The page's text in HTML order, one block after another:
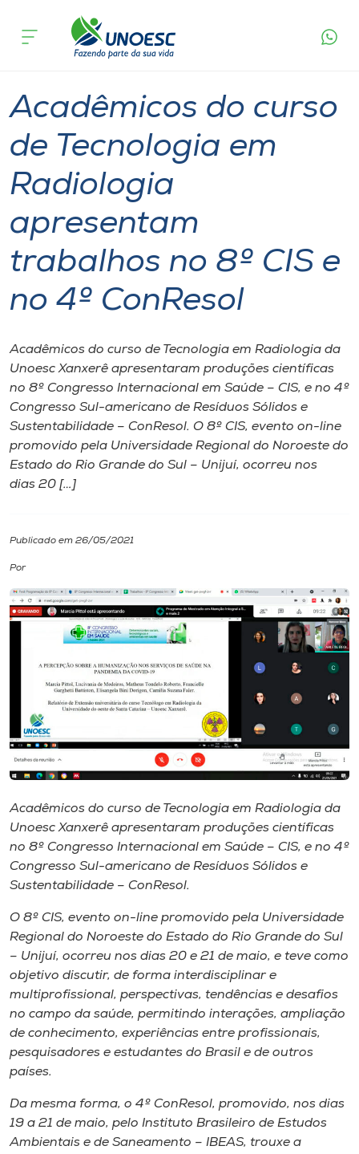
Cursos
Pesquisa
Atendimento ao Estudante
Portal de Ensino
Unoesc
Internacionalização
I.nova
Diplomados
Cultura
CPA
Biblioteca
Rádio
Museu
Unoesc
Selecione
o idioma
A+
A-
acontece
4º ConResol
Acadêmicos do curso
de Tecnologia em
Radiologia
apresentam
trabalhos no 8º CIS e
no 4º ConResol
Acadêmicos do curso de Tecnologia em Radiologia da
Unoesc Xanxerê apresentaram produções científicas
no 8º Congresso Internacional em Saúde – CIS, e no 4º
Congresso Sul-americano de Resíduos Sólidos e
Sustentabilidade – ConResol. O 8º CIS, evento on-line
promovido pela Universidade Regional do Noroeste do
Estado do Rio Grande do Sul – Unijuí, ocorreu nos
dias 20 […]
Publicado em 26/05/2021
Por
Acadêmicos do curso de Tecnologia em Radiologia da
Unoesc Xanxerê apresentaram produções científicas
no 8º Congresso Internacional em Saúde – CIS, e no 4º
Congresso Sul-americano de Resíduos Sólidos e
Sustentabilidade – ConResol.
O 8º CIS, evento on-line promovido pela Universidade
Regional do Noroeste do Estado do Rio Grande do Sul
– Unijuí, ocorreu nos dias 20 e 21 de maio, e teve como
objetivo discutir, de forma interdisciplinar e
multiprofissional, perspectivas, tendências e desafios
no campo da saúde, permitindo interações, ampliação
de conhecimento, experiências entre profissionais,
pesquisadores e estudantes do Brasil e de outros
países.
Da mesma forma, o 4º ConResol, promovido, nos dias
19 a 21 de maio, pelo Instituto Brasileiro de Estudos
Ambientais e de Saneamento – IBEAS, trouxe a